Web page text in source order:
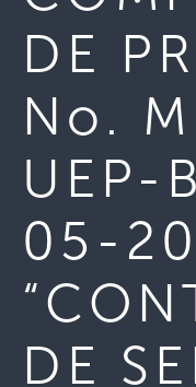
DE
No.
UEP-
05-
DE